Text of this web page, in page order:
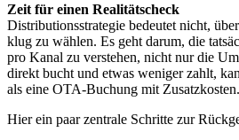
Zeit für einen Realitätscheck
Distributionsstrategie bedeutet nicht,
klug zu wählen. Es geht darum, die
pro Kanal zu verstehen, nicht nur die
direkt bucht und etwas weniger zahlt,
als eine OTA-Buchung mit Zusatzkosten.
Hier ein paar zentrale Schritte zur